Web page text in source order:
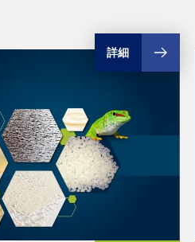
詳細